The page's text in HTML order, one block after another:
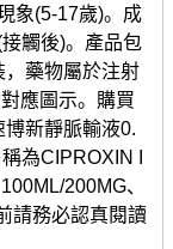
象(5-17歲)。成
觸後)。產品包
，藥物屬於注射
應圖示。購買
新靜脈輸液0.
為CIPROXIN I
200MG、
請務必認真閱讀